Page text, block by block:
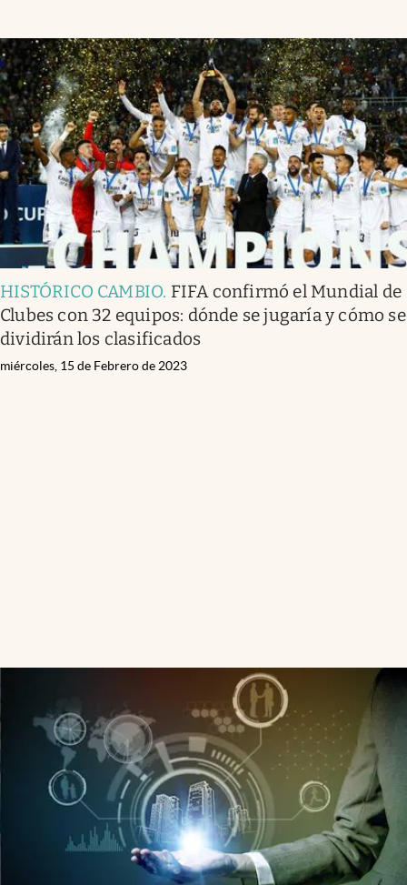
HISTÓRICO CAMBIO. FIFA confirmó el Mundial de
Clubes con 32 equipos: dónde se jugaría y cómo se
dividirán los clasificados
miércoles, 15 de Febrero de 2023